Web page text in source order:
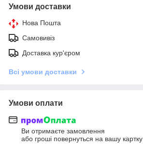
Умови доставки
Нова Пошта
Самовивіз
Доставка кур'єром
Всі умови доставки
Умови оплати
Ви отримаєте замовлення
або гроші повернуться на вашу картку